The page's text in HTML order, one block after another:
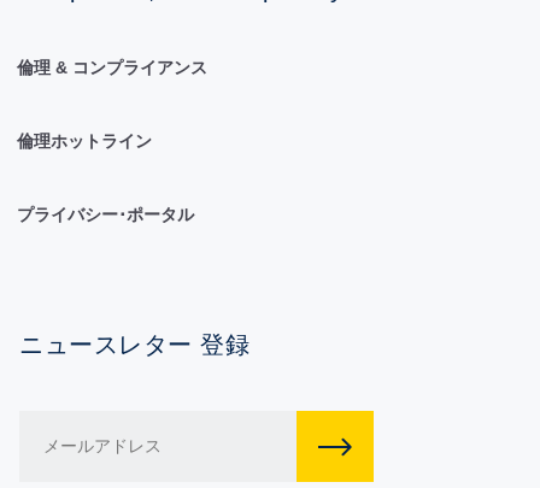
倫理 & コンプライアンス
倫理ホットライン
プライバシー･ポータル
ニュースレター 登録